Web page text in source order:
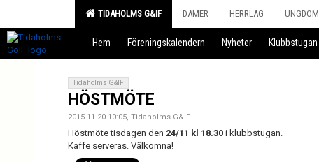
TIDAHOLMS G&IF DAMER HERRLAG UNGDOM
Hem Föreningskalendern Nyheter Klubbstugan
Tidaholms G&IF
HÖSTMÖTE
2015-11-20 10:05, Tidaholms G&IF
Höstmöte tisdagen den 24/11 kl 18.30 i klubbstugan.
Kaffe serveras. Välkomna!